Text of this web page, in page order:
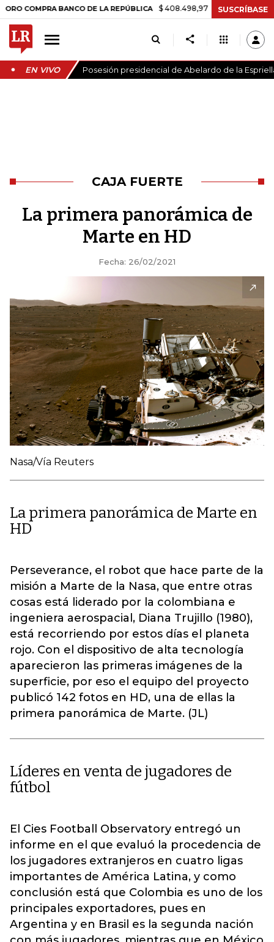
BANCO DE LA REPÚBLICA $ 408.498,97 +$ 8.753,81 +2,19%
SUSCRÍBASE
EN VIVO Posesión presidencial de Abelardo de la
CAJA FUERTE
La primera panorámica de
Marte en HD
Fecha: 26/02/2021
Nasa/Vía Reuters
La primera panorámica de Marte en
HD
Perseverance, el robot que hace parte de la
misión a Marte de la Nasa, que entre otras
cosas está liderado por la colombiana e
ingeniera aerospacial, Diana Trujillo (1980),
está recorriendo por estos días el planeta
rojo. Con el dispositivo de alta tecnología
aparecieron las primeras imágenes de la
superficie, por eso el equipo del proyecto
publicó 142 fotos en HD, una de ellas la
primera panorámica de Marte. (JL)
Líderes en venta de jugadores de
fútbol
El Cies Football Observatory entregó un
informe en el que evaluó la procedencia de
los jugadores extranjeros en cuatro ligas
importantes de América Latina, y como
conclusión está que Colombia es uno de los
principales exportadores, pues en
Argentina y en Brasil es la segunda nación